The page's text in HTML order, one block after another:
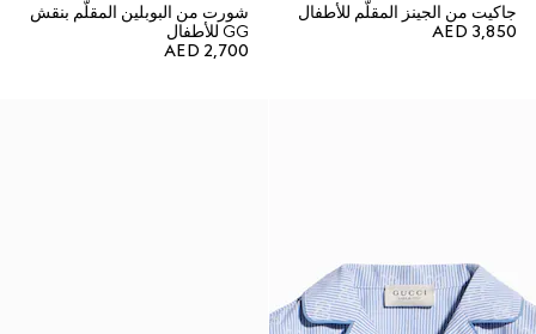
جاكيت من الجينز المقلّم للأطفال
AED 3,850
شورت من البوبلين المقلّم بنقش
GG للأطفال
AED 2,700